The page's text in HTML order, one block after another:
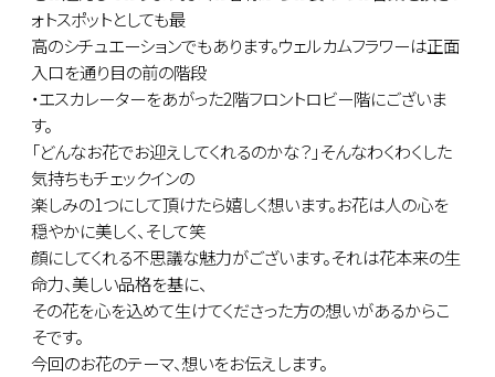
ォトスポットとしても最
高のシチュエーションでもあります。ウェルカムフラワーは正面
入口を通り目の前の階段
・エスカレーターをあがった2階フロントロビー階にございま
す。
「どんなお花でお迎えしてくれるのかな？」そんなわくわくした
気持ちもチェックインの
楽しみの1つにして頂けたら嬉しく想います。お花は人の心を
穏やかに美しく、そして笑
顔にしてくれる不思議な魅力がございます。それは花本来の生
命力、美しい品格を基に、
その花を心を込めて生けてくださった方の想いがあるからこ
そです。
今回のお花のテーマ、想いをお伝えします。